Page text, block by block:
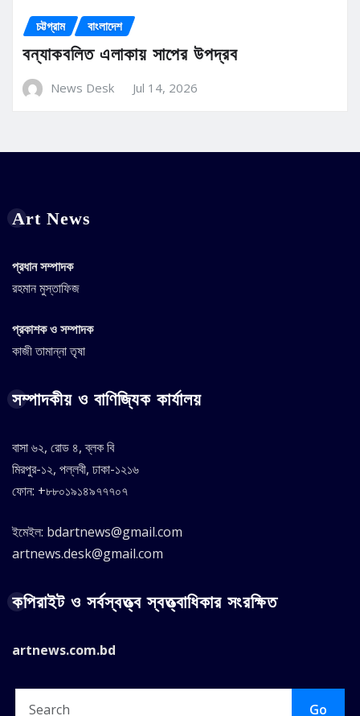
চট্টগ্রাম বাংলাদেশ
বন্যাকবলিত এলাকায় সাপের উপদ্রব
News Desk Jul 14, 2026
Art News
প্রধান সম্পাদক
রহমান মুস্তাফিজ
প্রকাশক ও সম্পাদক
কাজী তামান্না তৃষা
সম্পাদকীয় ও বাণিজ্যিক কার্যালয়
বাসা ৬২, রোড ৪, ব্লক বি
মিরপুর-১২, পল্লবী, ঢাকা-১২১৬
ফোন: +৮৮০১৯১৪৯৭৭৭০৭
ইমেইল: bdartnews@gmail.com
artnews.desk@gmail.com
কপিরাইট ও সর্বস্বত্ত্ব স্বত্ত্বাধিকার সংরক্ষিত
artnews.com.bd
Go